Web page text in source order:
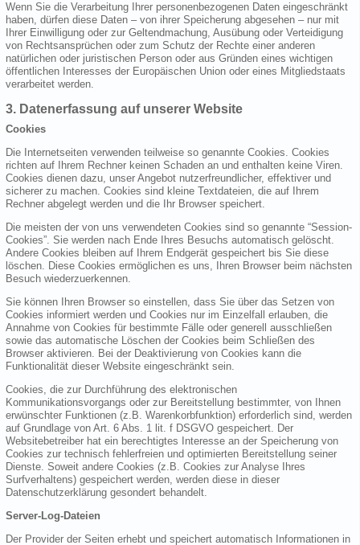
Wenn Sie die Verarbeitung Ihrer personenbezogenen Daten eingeschränkt
haben, dürfen diese Daten – von ihrer Speicherung abgesehen – nur mit
Ihrer Einwilligung oder zur Geltendmachung, Ausübung oder Verteidigung
von Rechtsansprüchen oder zum Schutz der Rechte einer anderen
natürlichen oder juristischen Person oder aus Gründen eines wichtigen
öffentlichen Interesses der Europäischen Union oder eines Mitgliedstaats
verarbeitet werden.
3. Datenerfassung auf unserer Website
Cookies
Die Internetseiten verwenden teilweise so genannte Cookies. Cookies
richten auf Ihrem Rechner keinen Schaden an und enthalten keine Viren.
Cookies dienen dazu, unser Angebot nutzerfreundlicher, effektiver und
sicherer zu machen. Cookies sind kleine Textdateien, die auf Ihrem
Rechner abgelegt werden und die Ihr Browser speichert.
Die meisten der von uns verwendeten Cookies sind so genannte “Session-
Cookies”. Sie werden nach Ende Ihres Besuchs automatisch gelöscht.
Andere Cookies bleiben auf Ihrem Endgerät gespeichert bis Sie diese
löschen. Diese Cookies ermöglichen es uns, Ihren Browser beim nächsten
Besuch wiederzuerkennen.
Sie können Ihren Browser so einstellen, dass Sie über das Setzen von
Cookies informiert werden und Cookies nur im Einzelfall erlauben, die
Annahme von Cookies für bestimmte Fälle oder generell ausschließen
sowie das automatische Löschen der Cookies beim Schließen des
Browser aktivieren. Bei der Deaktivierung von Cookies kann die
Funktionalität dieser Website eingeschränkt sein.
Cookies, die zur Durchführung des elektronischen
Kommunikationsvorgangs oder zur Bereitstellung bestimmter, von Ihnen
erwünschter Funktionen (z.B. Warenkorbfunktion) erforderlich sind, werden
auf Grundlage von Art. 6 Abs. 1 lit. f DSGVO gespeichert. Der
Websitebetreiber hat ein berechtigtes Interesse an der Speicherung von
Cookies zur technisch fehlerfreien und optimierten Bereitstellung seiner
Dienste. Soweit andere Cookies (z.B. Cookies zur Analyse Ihres
Surfverhaltens) gespeichert werden, werden diese in dieser
Datenschutzerklärung gesondert behandelt.
Server-Log-Dateien
Der Provider der Seiten erhebt und speichert automatisch Informationen in